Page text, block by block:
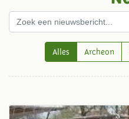
Alles Archeon